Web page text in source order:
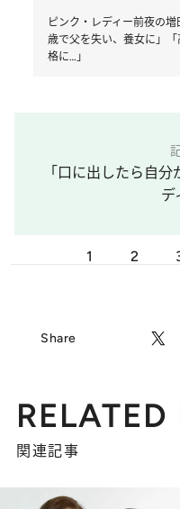
ピンク・レディー前夜の
歳で父を失い、養女に」「
格に…」
「口に出したら自
デ
1 2
Share
RELATED
関連記事